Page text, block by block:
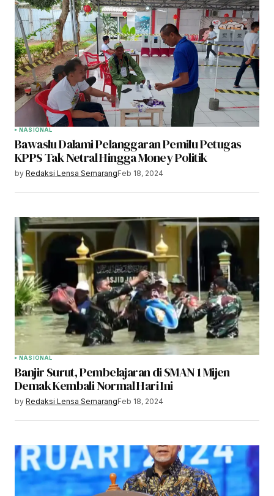
NASIONAL
Bawaslu Dalami Pelanggaran Pemilu Petugas
KPPS Tak Netral Hingga Money Politik
by Redaksi Lensa SemarangFeb 18, 2024
NASIONAL
Banjir Surut, Pembelajaran di SMAN 1 Mijen
Demak Kembali Normal Hari Ini
by Redaksi Lensa SemarangFeb 18, 2024